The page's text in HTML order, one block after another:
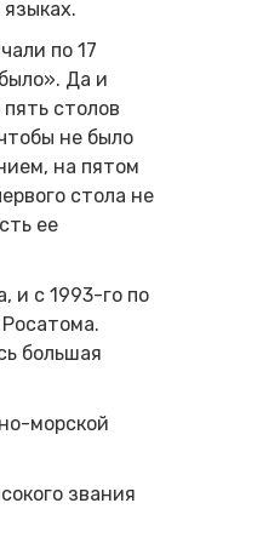
по 17
Да и
столов
не было
на пятом
стола не
ее
и с 1993-го по
большая
морской
звания